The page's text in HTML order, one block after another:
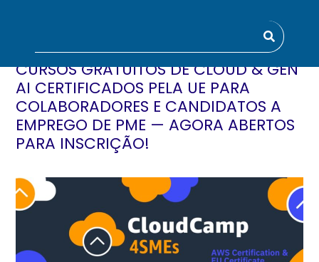
CURSOS GRATUITOS DE CLOUD & GEN
AI CERTIFICADOS PELA UE PARA
COLABORADORES E CANDIDATOS A
EMPREGO DE PME — AGORA ABERTOS
PARA INSCRIÇÃO!